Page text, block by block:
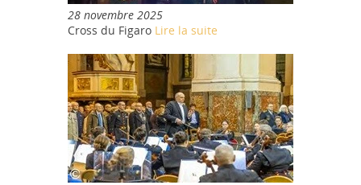
28 novembre 2025
Cross du Figaro Lire la suite